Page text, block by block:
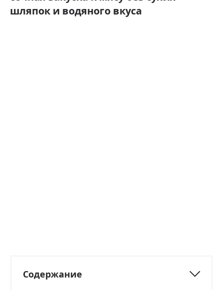
шляпок и водяного вкуса
Содержание